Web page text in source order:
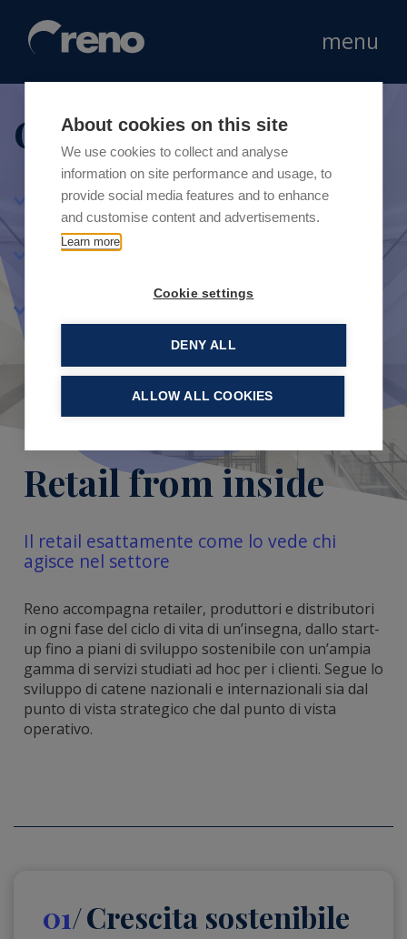
About cookies on this site
We use cookies to collect and analyse
information on site performance and usage, to
provide social media features and to enhance
and customise content and advertisements.
Learn more
Cookie settings
DENY ALL
ALLOW ALL COOKIES
menu
Consulenza Retail
Consulenza strategica per network consolidati e
start up nel mondo retail.
Competenze multi specialistiche e aggiornamento
Retail from inside
Il retail esattamente come lo vede chi
agisce nel settore
Reno accompagna retailer, produttori e distributori
in ogni fase del ciclo di vita di un’insegna, dallo start-
up fino a piani di sviluppo sostenibile con un’ampia
gamma di servizi studiati ad hoc per i clienti. Segue lo
sviluppo di catene nazionali e internazionali sia dal
punto di vista strategico che dal punto di vista
operativo.
01 Crescita sostenibile